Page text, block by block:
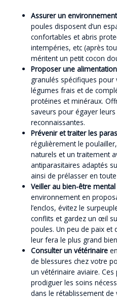
Assurer un
poules disposent d’un
confortables et abris
intempéries, etc (après
méritent un petit cocon
Proposer une
granulés spécifiques
légumes frais et de
protéines et minéraux.
saveurs pour égayer
reconnaissantes.
Prévenir et traiter les
régulièrement le
naturels et un traitement
antiparasitaires adaptés
ainsi de prélasser en
Veiller au bien-être
environnement en
l’enclos, évitez le
conflits et gardez un œil
poules. Un peu de paix et
leur fera le plus grand
Consulter un vétérinaire
de blessures chez votre
un vétérinaire aviaire.
prodiguer les soins
dans le rétablissement de